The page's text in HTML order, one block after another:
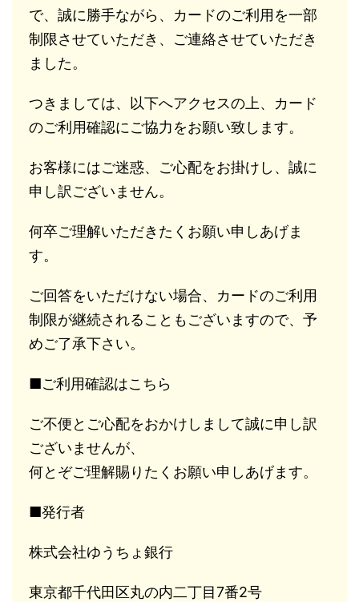
で、誠に勝手ながら、カードのご利用を一部
制限させていただき、ご連絡させていただき
ました。
つきましては、以下へアクセスの上、カード
のご利用確認にご協力をお願い致します。
お客様にはご迷惑、ご心配をお掛けし、誠に
申し訳ございません。
何卒ご理解いただきたくお願い申しあげま
す。
ご回答をいただけない場合、カードのご利用
制限が継続されることもございますので、予
めご了承下さい。
■ご利用確認はこちら
ご不便とご心配をおかけしまして誠に申し訳
ございませんが、
何とぞご理解賜りたくお願い申しあげます。
■発行者
株式会社ゆうちょ銀行
東京都千代田区丸の内二丁目7番2号